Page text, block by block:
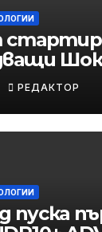
РЕДАКТОР
пуска